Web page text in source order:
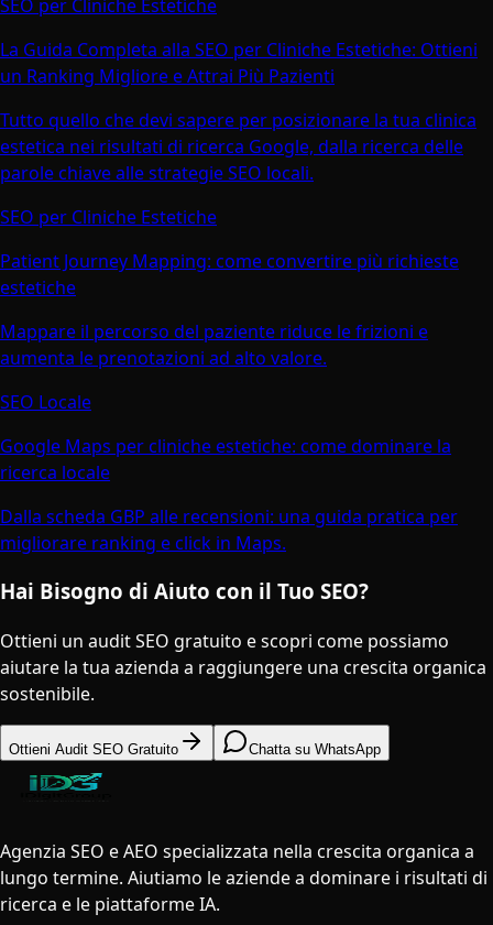
SEO per Cliniche Estetiche
La Guida Completa alla SEO per Cliniche Estetiche: Ottieni
un Ranking Migliore e Attrai Più Pazienti
Tutto quello che devi sapere per posizionare la tua clinica
estetica nei risultati di ricerca Google, dalla ricerca delle
parole chiave alle strategie SEO locali.
SEO per Cliniche Estetiche
Patient Journey Mapping: come convertire più richieste
estetiche
Mappare il percorso del paziente riduce le frizioni e
aumenta le prenotazioni ad alto valore.
SEO Locale
Google Maps per cliniche estetiche: come dominare la
ricerca locale
Dalla scheda GBP alle recensioni: una guida pratica per
migliorare ranking e click in Maps.
Hai Bisogno di Aiuto con il Tuo SEO?
Ottieni un audit SEO gratuito e scopri come possiamo
aiutare la tua azienda a raggiungere una crescita organica
sostenibile.
Ottieni Audit SEO Gratuito Chatta su WhatsApp
Agenzia SEO e AEO specializzata nella crescita organica a
lungo termine. Aiutiamo le aziende a dominare i risultati di
ricerca e le piattaforme IA.